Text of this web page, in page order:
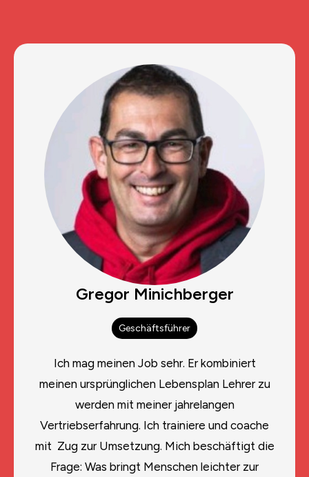
Gregor Minichberger
Geschäftsführer
Ich mag meinen Job sehr. Er kombiniert
meinen ursprünglichen Lebensplan Lehrer zu
werden mit meiner jahrelangen
Vertriebserfahrung. Ich trainiere und coache
mit Zug zur Umsetzung. Mich beschäftigt die
Frage: Was bringt Menschen leichter zur